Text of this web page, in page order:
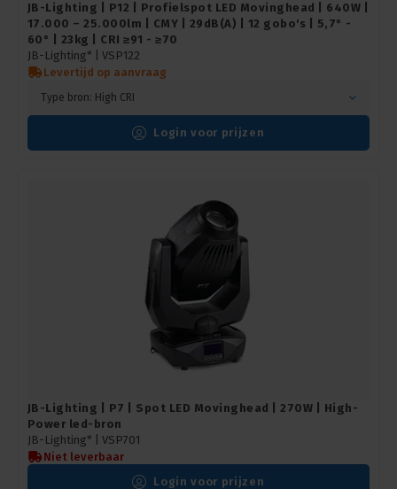
JB-Lighting | P12 | Profielspot LED Movinghead | 640W |
17.000 – 25.000lm | CMY | 29dB(A) | 12 gobo's | 5,7° -
60° | 23kg | CRI ≥91 - ≥70
JB-Lighting* | VSP122
Levertijd op aanvraag
Type bron: High CRI
Login voor prijzen
JB-Lighting | P7 | Spot LED Movinghead | 270W | High-
Power led-bron
JB-Lighting* | VSP701
Niet leverbaar
Login voor prijzen